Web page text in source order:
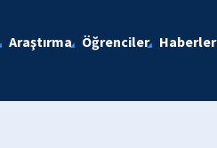
Araştırma Öğrenciler Haberler